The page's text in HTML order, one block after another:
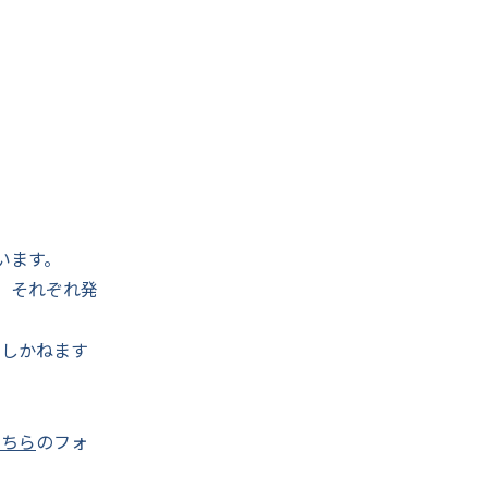
す。
それぞれ発
かねます
らのフォ